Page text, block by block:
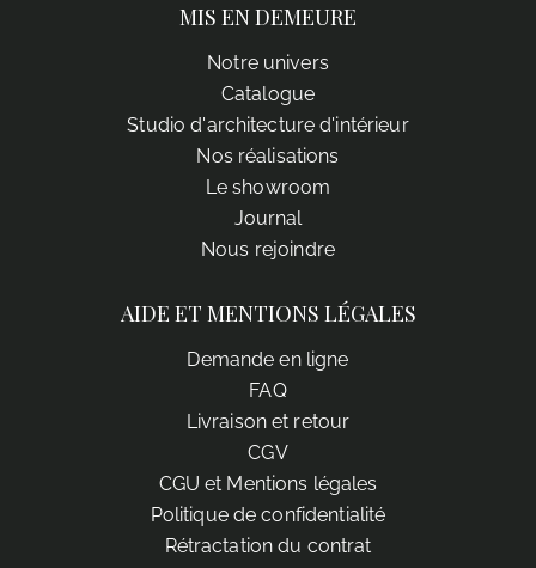
MIS EN DEMEURE
Notre univers
Catalogue
Studio d'architecture d'intérieur
Nos réalisations
Le showroom
Journal
Nous rejoindre
AIDE ET MENTIONS LÉGALES
Demande en ligne
FAQ
Livraison et retour
CGV
CGU et Mentions légales
Politique de confidentialité
Rétractation du contrat